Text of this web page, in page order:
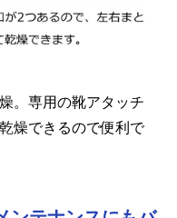
。専用の靴アタッチ
燥できるので便利で